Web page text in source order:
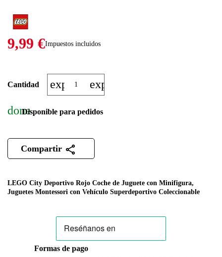
9,99 €Impuestos incluidos
LEGO City Deportivo Rojo Coche de Juguete con Minifigura,
Juguetes Montessori con Vehículo Superdeportivo Coleccionable
Cantidad expand_moreexpand_less
doneDisponible para pedidos
Compartir
Formas de pago